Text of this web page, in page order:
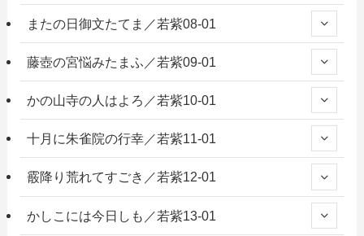
またの日御文たてま／若紫08-01
藤壺の宮悩みたまふ／若紫09-01
かの山寺の人はよろ／若紫10-01
十月に朱雀院の行幸／若紫11-01
霰降り荒れてすごき／若紫12-01
かしこには今日しも／若紫13-01